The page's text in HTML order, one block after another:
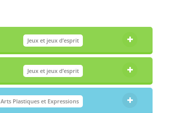
Jeux et jeux d’esprit
Jeux et jeux d’esprit
Arts Plastiques et Expressions